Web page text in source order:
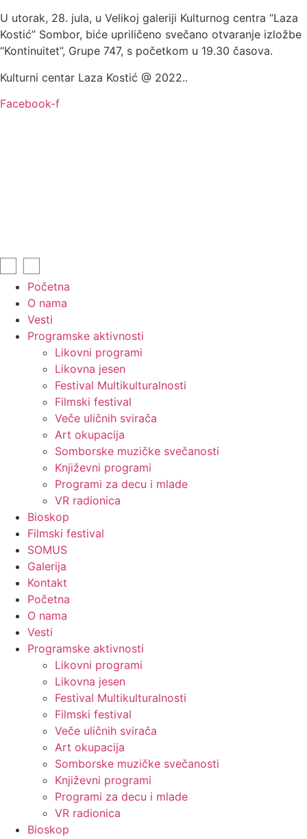
U utorak, 28. jula, u Velikoj galeriji Kulturnog centra “Laza
Kostić” Sombor, biće upriličeno svečano otvaranje izložbe
“Kontinuitet”, Grupe 747, s početkom u 19.30 časova.
Kulturni centar Laza Kostić @ 2022..
Facebook-f
Početna
O nama
Vesti
Programske aktivnosti
Likovni programi
Likovna jesen
Festival Multikulturalnosti
Filmski festival
Veče uličnih svirača
Art okupacija
Somborske muzičke svečanosti
Književni programi
Programi za decu i mlade
VR radionica
Bioskop
Filmski festival
SOMUS
Galerija
Kontakt
Početna
O nama
Vesti
Programske aktivnosti
Likovni programi
Likovna jesen
Festival Multikulturalnosti
Filmski festival
Veče uličnih svirača
Art okupacija
Somborske muzičke svečanosti
Književni programi
Programi za decu i mlade
VR radionica
Bioskop